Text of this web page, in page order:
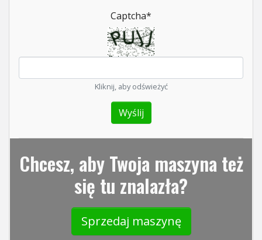
Captcha*
Kliknij, aby odświeżyć
Chcesz, aby Twoja maszyna też
się tu znalazła?
Sprzedaj maszynę